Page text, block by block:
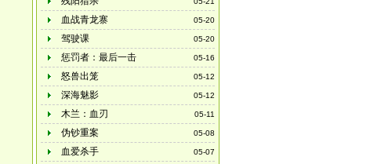
05-20
血战青龙寨
05-20
驾驶课
05-16
惩罚者：最后一击
05-12
怒兽出笼
05-12
深海魅影
05-11
木兰：血刃
05-08
伪钞重案
05-07
血爱杀手